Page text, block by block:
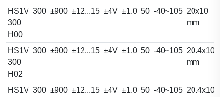
HS1V
300
H00
300 ±900 ±12...15 ±4V ±1.0 50 -40~105 20x10
mm
HS1V
300
H02
300 ±900 ±12...15 ±4V ±1.0 50 -40~105
mm
HS1V 300 ±900 ±12...15 ±4V ±1.0 50 -40~105